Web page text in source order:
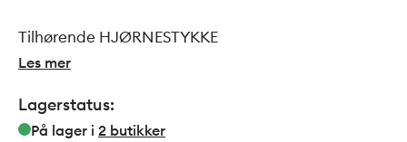
Tilhørende HJØRNESTYKKE
Les mer
Lagerstatus:
På lager i 2 butikker